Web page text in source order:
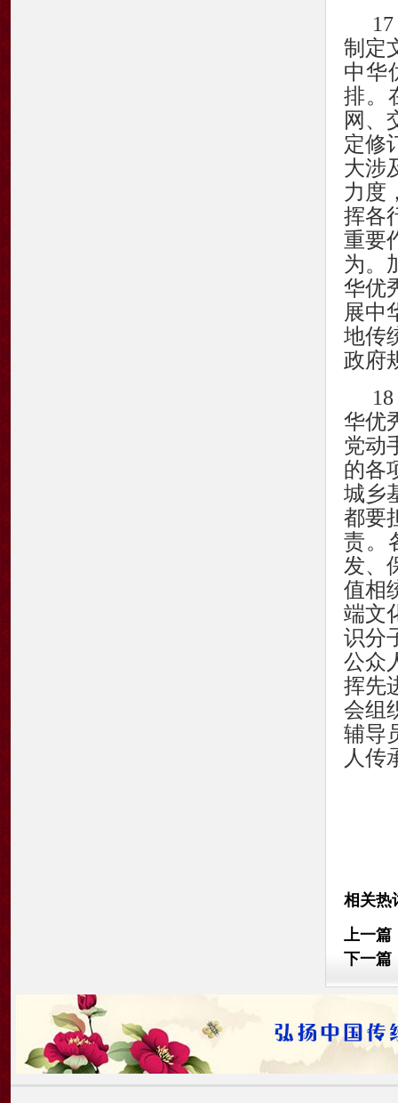
制定
中华
排。
网、
定修
大涉
力度
挥各
重要
为。
华优
展中
地传
政府
华优
党动
的各
城乡
都要
责。
发、
值相
端文
识分
公众
挥先
会组
辅导
人传
相关热
上一篇
下一篇